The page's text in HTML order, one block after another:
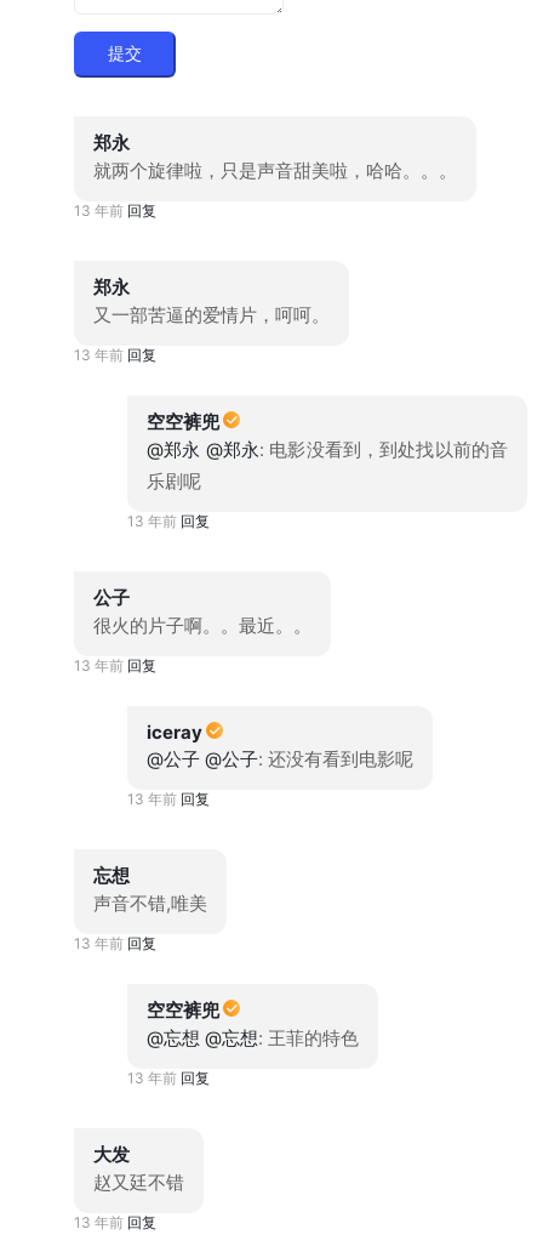
提交
郑永
就两个旋律啦，只是声音甜美啦，哈哈。。。
13 年前 回复
郑永
又一部苦逼的爱情片，呵呵。
13 年前 回复
空空裤兜
@郑永 @郑永: 电影没看到，到处找以前的音
乐剧呢
13 年前 回复
公子
很火的片子啊。。最近。。
13 年前 回复
iceray
@公子 @公子: 还没有看到电影呢
13 年前 回复
忘想
声音不错,唯美
13 年前 回复
空空裤兜
@忘想 @忘想: 王菲的特色
13 年前 回复
大发
赵又廷不错
13 年前 回复